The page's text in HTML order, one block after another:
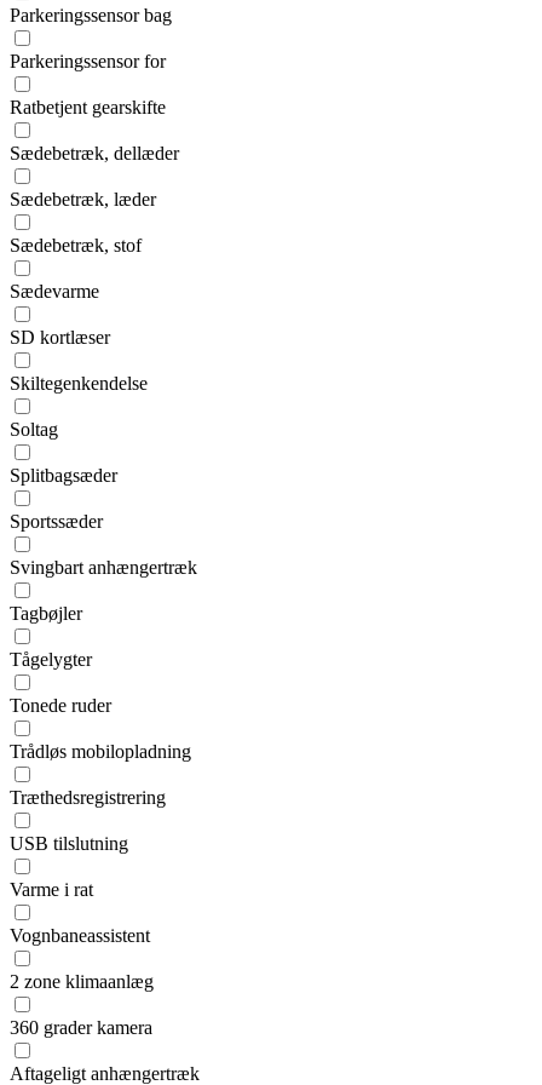
Parkeringssensor bag
Parkeringssensor for
Ratbetjent gearskifte
Sædebetræk, dellæder
Sædebetræk, læder
Sædebetræk, stof
Sædevarme
SD kortlæser
Skiltegenkendelse
Soltag
Splitbagsæder
Sportssæder
Svingbart anhængertræk
Tagbøjler
Tågelygter
Tonede ruder
Trådløs mobilopladning
Træthedsregistrering
USB tilslutning
Varme i rat
Vognbaneassistent
2 zone klimaanlæg
360 grader kamera
Aftageligt anhængertræk